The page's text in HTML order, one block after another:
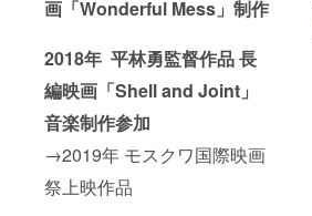
画「Wonderful Mess」制作
2018年 平林勇監督作品 長
編映画「Shell and Joint」
音楽制作参加
→2019年 モスクワ国際映画
祭上映作品